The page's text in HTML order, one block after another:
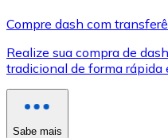
Use cartões Visa e
Comprar com cartão
Compre dash com
Realize sua compra de
tradicional de forma rápida
Sabe mais